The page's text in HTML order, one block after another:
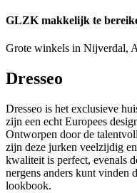
GLZK makkelijk te
Grote winkels in Nijverdal,
Dresseo
Dresseo is het exclusieve
zijn een echt Europees
Ontworpen door de
zijn deze jurken veelzijdig
kwaliteit is perfect, evenals
nergens anders kunt vinden
lookbook.